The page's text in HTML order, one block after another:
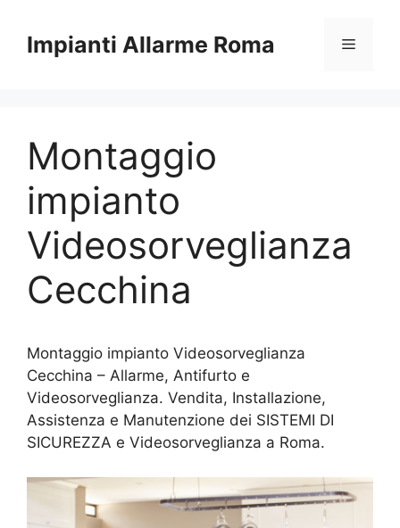
contenuto
Impianti Allarme Roma Menu
Montaggio
impianto
Videosorveglianza
Cecchina
Montaggio impianto Videosorveglianza
Cecchina – Allarme, Antifurto e
Videosorveglianza. Vendita, Installazione,
Assistenza e Manutenzione dei SISTEMI DI
SICUREZZA e Videosorveglianza a Roma.